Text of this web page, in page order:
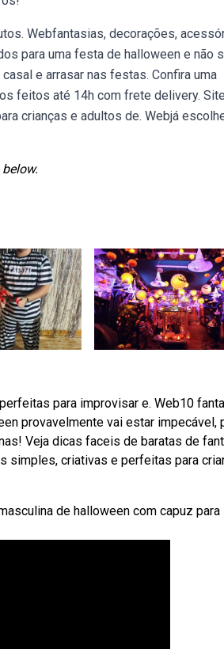
Webfantasias, decorações,
para uma festa de halloween e não
e arrasar nas festas. Confira uma
feitos até 14h com frete delivery.
crianças e adultos de. Webjá
para improvisar e. Web10
provavelmente vai estar impecável,
Veja dicas faceis de baratas de
simples, criativas e perfeitas para
de halloween com capuz para